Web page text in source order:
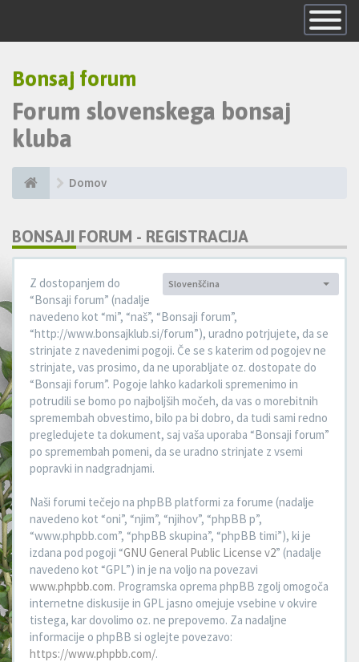
Skrij
navigacijo
Bonsaj forum
Forum slovenskega bonsaj
kluba
Domov
BONSAJI FORUM - REGISTRACIJA
Jezik:
Slovenščina
Z dostopanjem do
“Bonsaji forum” (nadalje
navedeno kot “mi”, “naš”, “Bonsaji forum”,
“http://www.bonsajklub.si/forum”), uradno potrjujete, da se
strinjate z navedenimi pogoji. Če se s katerim od pogojev ne
strinjate, vas prosimo, da ne uporabljate oz. dostopate do
“Bonsaji forum”. Pogoje lahko kadarkoli spremenimo in
potrudili se bomo po najboljših močeh, da vas o morebitnih
spremembah obvestimo, bilo pa bi dobro, da tudi sami redno
pregledujete ta dokument, saj vaša uporaba “Bonsaji forum”
po spremembah pomeni, da se uradno strinjate z vsemi
popravki in nadgradnjami.
Naši forumi tečejo na phpBB platformi za forume (nadalje
navedeno kot “oni”, “njim”, “njihov”, “phpBB p”,
“www.phpbb.com”, “phpBB skupina”, “phpBB timi”), ki je
izdana pod pogoji “GNU General Public License v2” (nadalje
navedeno kot “GPL”) in je na voljo na povezavi
www.phpbb.com. Programska oprema phpBB zgolj omogoča
internetne diskusije in GPL jasno omejuje vsebine v okvire
tistega, kar dovolimo oz. ne prepovemo. Za nadaljne
informacije o phpBB si oglejte povezavo:
https://www.phpbb.com/.